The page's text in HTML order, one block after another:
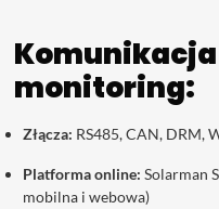
monitoring:
Złącza: RS485, CAN, DRM,
Platforma online: Solarman
mobilna i webowa)